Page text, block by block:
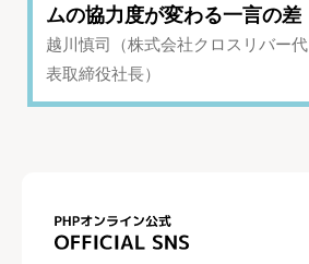
ムの協力度が変わる一言の差
越川慎司（株式会社クロスリバー代
表取締役社長）